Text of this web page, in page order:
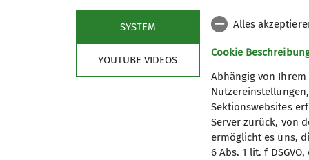
Wandergruppe 1 S
Das S steht für Sonntag.
Die Wandergruppe 1 S trifft
unserer Touren sind die Eifel
und an geht es auch in den
Einkehr halten wir selten,
SYSTEM
YOUTUBE VIDEOS
Alles
Cookie
Abhängig von
Sektionswebsites
Server zurück, von
ermöglicht es uns,
6 Abs. 1 lit. f